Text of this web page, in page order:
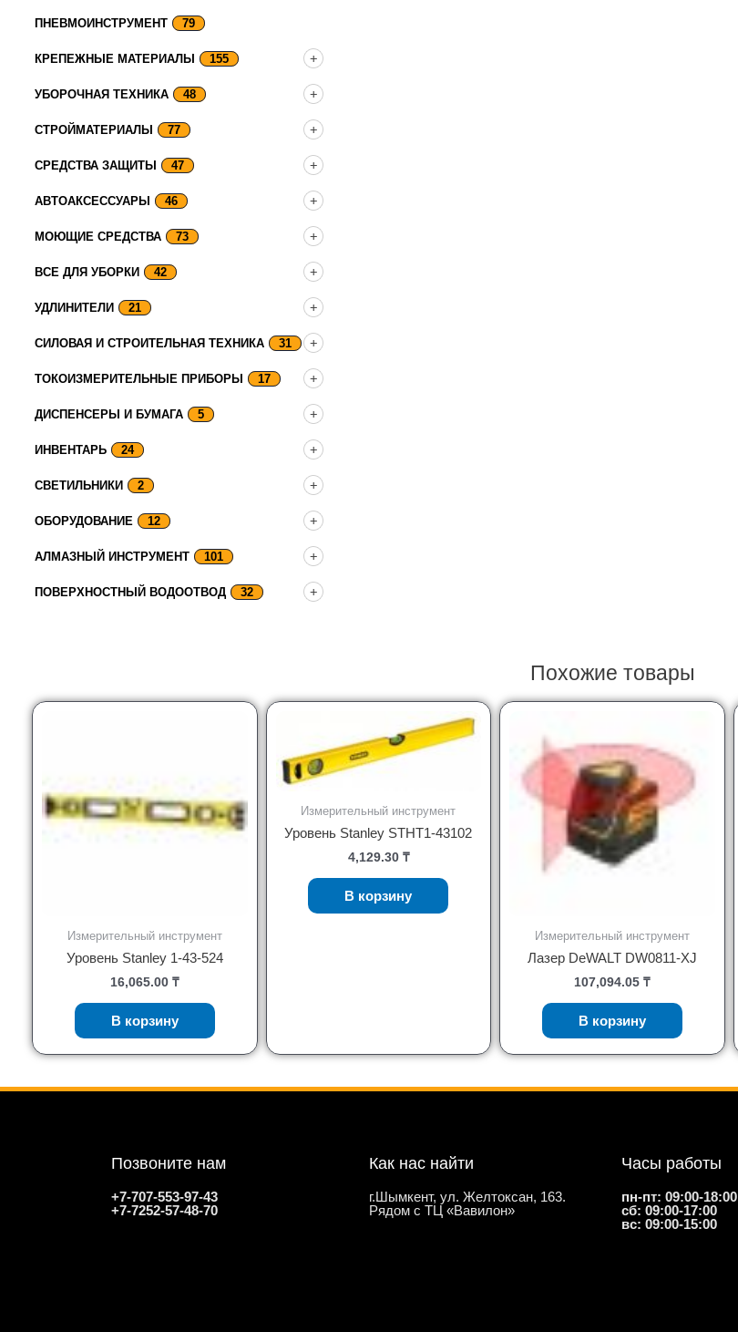
ПНЕВМОИНСТРУМЕНТ 79
КРЕПЕЖНЫЕ МАТЕРИАЛЫ 155
УБОРОЧНАЯ ТЕХНИКА 48
СТРОЙМАТЕРИАЛЫ 77
СРЕДСТВА ЗАЩИТЫ 47
АВТОАКСЕССУАРЫ 46
МОЮЩИЕ СРЕДСТВА 73
ВСЕ ДЛЯ УБОРКИ 42
УДЛИНИТЕЛИ 21
СИЛОВАЯ И СТРОИТЕЛЬНАЯ ТЕХНИКА 31
ТОКОИЗМЕРИТЕЛЬНЫЕ ПРИБОРЫ 17
ДИСПЕНСЕРЫ И БУМАГА 5
ИНВЕНТАРЬ 24
СВЕТИЛЬНИКИ 2
ОБОРУДОВАНИЕ 12
АЛМАЗНЫЙ ИНСТРУМЕНТ 101
ПОВЕРХНОСТНЫЙ ВОДООТВОД 32
Похожие товары
Измерительный инструмент
Уровень Stanley 1-43-524
16,065.00₸
В корзину
Измерительный инструмент
Уровень Stanley STHT1-43102
4,129.30 ₸
В корзину
Измерительный инструмент
Лазер DeWALT DW0811-XJ
107,094.05₸
В корзину
Позвоните нам
+7-707-553-97-43
+7-7252-57-48-70
Как нас найти
г.Шымкент, ул. Желтоксан, 163.
Рядом с ТЦ «Вавилон»
Часы работы
пн-пт: 09:00-18:00
сб: 09:00-17:00
вс: 09:00-15:00